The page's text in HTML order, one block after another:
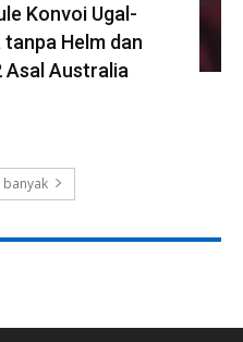
Konvoi Ugal-
tanpa Helm dan
Asal Australia